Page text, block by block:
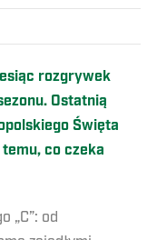
rozgrywek
Ostatnią
Święta
co czeka
„C”: od